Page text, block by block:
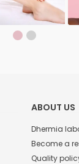
ABOUT US
Dhermia
Become a
Quality